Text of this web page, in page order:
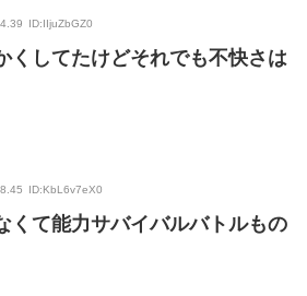
ID:IIjuZbGZ0
くしてたけどそれでも不快さは
ID:KbL6v7eX0
くて能力サバイバルバトルもの